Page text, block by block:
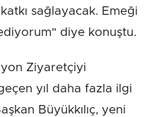
sağlayacak. Emeği
diye konuştu.
Ziyaretçiyi
yıl daha fazla ilgi
Büyükkılıç, yeni